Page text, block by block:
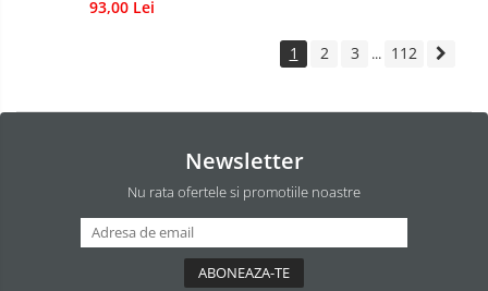
93,00 Lei
1 2 3 ... 112
Newsletter
Nu rata ofertele si promotiile noastre